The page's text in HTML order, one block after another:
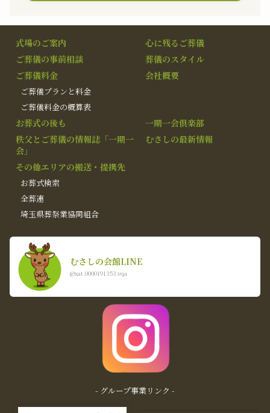
式場のご案内
心に残るご葬儀
ご葬儀の事前相談
葬儀のスタイル
ご葬儀料金
ご葬儀プランと料金
ご葬儀料金の概算表
会社概要
お葬式の後も
一期一会倶楽部
秩父とご葬儀の情報誌「一期一
会」
むさしの最新情報
その他エリアの搬送・提携先
お葬式検索
全葬連
埼玉県葬祭業協同組合
むさしの会館LINE
@xat.0000191353.vqa
- グループ事業リンク -